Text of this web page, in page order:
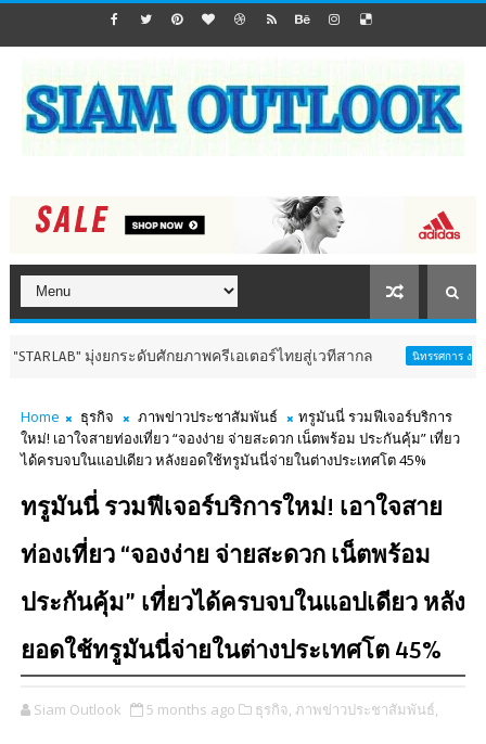
มุ่งยกระดับศักยภาพครีเอเตอร์ไทยสู่เวทีสากล นิทรรศการ งานมหกรรม
Home ธุรกิจ ภาพข่าวประชาสัมพันธ์
ทรูมันนี่ รวมฟีเจอร์บริการ
ใหม่! เอาใจสายท่องเที่ยว “จองง่าย จ่ายสะดวก เน็ตพร้อม ประกันคุ้ม” เที่ยว
ได้ครบจบในแอปเดียว หลังยอดใช้ทรูมันนี่จ่ายในต่างประเทศโต 45%
ทรูมันนี่ รวมฟีเจอร์บริการใหม่! เอาใจสาย
ท่องเที่ยว “จองง่าย จ่ายสะดวก เน็ตพร้อม
ประกันคุ้ม” เที่ยวได้ครบจบในแอปเดียว หลัง
ยอดใช้ทรูมันนี่จ่ายในต่างประเทศโต 45%
Siam Outlook 5 months ago ธุรกิจ, ภาพข่าวประชาสัมพันธ์,